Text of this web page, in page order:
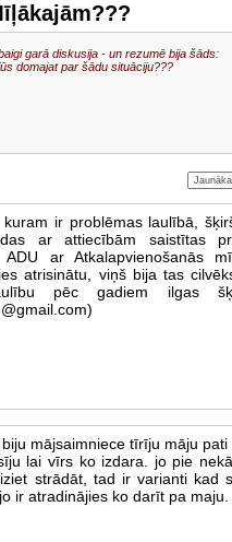
garā diskusija - un rezumē bija šāds:
domajat par šādu situāciju???
kuram ir problēmas laulībā,
ar attiecībām saistītas
ADU ar Atkalapvienošanās
atrisinātu, viņš bija tas
pēc gadiem ilgas
mājsaimniece tīrīju māju
lai vīrs ko izdara. jo pie
strādāt, tad ir varianti kad
ir atradinājies ko darīt pa maju.